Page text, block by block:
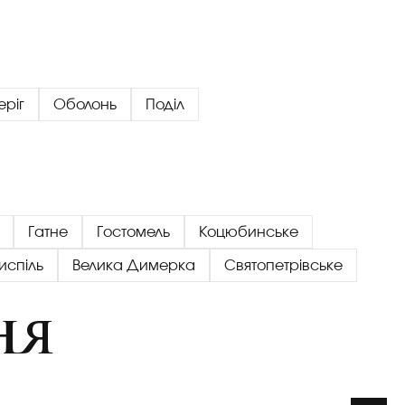
Оболонь Поділ
Гатне Гостомель Коцюбинське
Велика Димерка Святопетрівське